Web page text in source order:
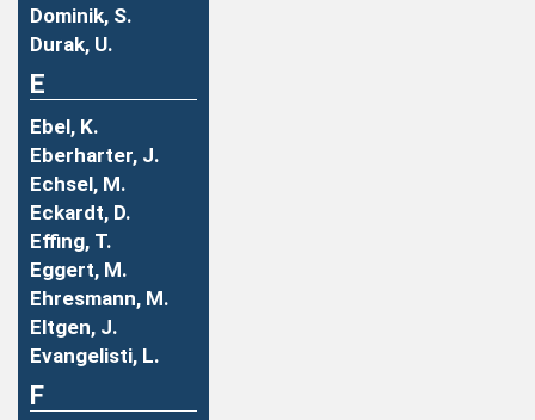
Dominik, S.
Durak, U.
E
Ebel, K.
Eberharter, J.
Echsel, M.
Eckardt, D.
Effing, T.
Eggert, M.
Ehresmann, M.
Eltgen, J.
Evangelisti, L.
F